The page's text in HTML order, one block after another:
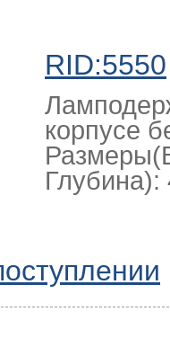
RID:5550
корпусе
Глубина):